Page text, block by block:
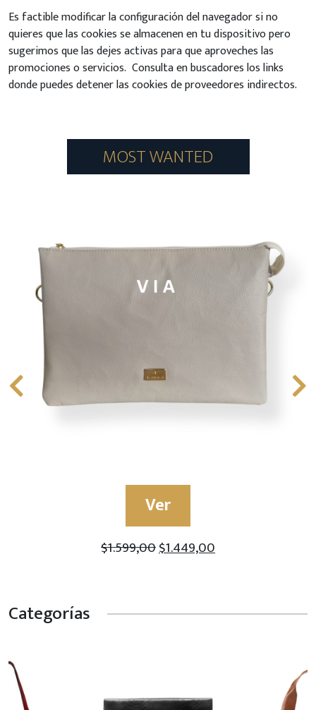
Es factible modificar la configuración del navegador si no
quieres que las cookies se almacenen en tu dispositivo pero
sugerimos que las dejes activas para que aproveches las
promociones o servicios. Consulta en buscadores los links
donde puedes detener las cookies de proveedores indirectos.
MOST WANTED
Ver
$1.599,00$1.449,00
Categorías